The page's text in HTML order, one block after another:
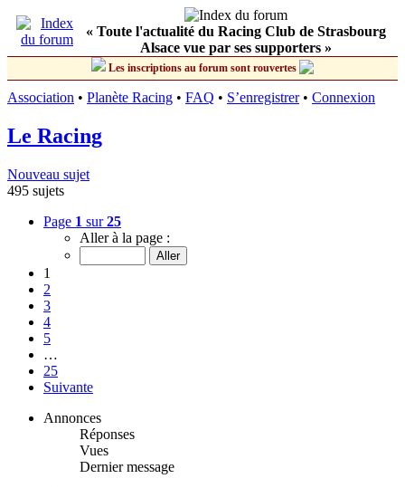
« Toute l'actualité du Racing Club de Strasbourg
Alsace vue par ses supporters »
Les inscriptions au forum sont rouvertes
Association • Planète Racing • FAQ • S’enregistrer• Connexion
Le Racing
Nouveau sujet
495 sujets
Page 1 sur25
Aller à la page :
1
2
3
4
5
…
25
Suivante
Annonces
Réponses
Vues
Dernier message